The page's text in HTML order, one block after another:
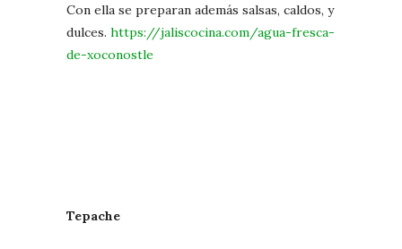
Con ella se preparan además salsas, caldos, y
dulces. https://jaliscocina.com/agua-fresca-
de-xoconostle
Tepache